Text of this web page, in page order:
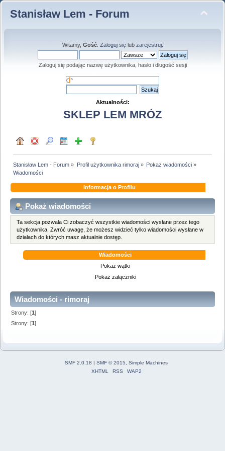
Stanisław Lem - Forum
Witamy, Gość. Zaloguj sięlub zarejestruj.
Zaloguj się podając nazwę użytkownika, hasło i długość sesji
Aktualności:
SKLEP LEM MRÓZ
Stanisław Lem - Forum » Profil użytkownika rimoraj» Pokaż wiadomości»
Wiadomości
Informacja o Profilu
Pokaż wiadomości
Ta sekcja pozwala Ci zobaczyć wszystkie wiadomości wysłane przez tego
użytkownika. Zwróć uwagę, że możesz widzieć tylko wiadomości wysłane w
działach do których masz aktualnie dostęp.
Wiadomości
Pokaż wątki
Pokaż załączniki
Wiadomości - rimoraj
Strony: [1]
Strony: [1]
SMF 2.0.18 | SMF © 2015
Simple Machines
XHTML
RSS WAP2